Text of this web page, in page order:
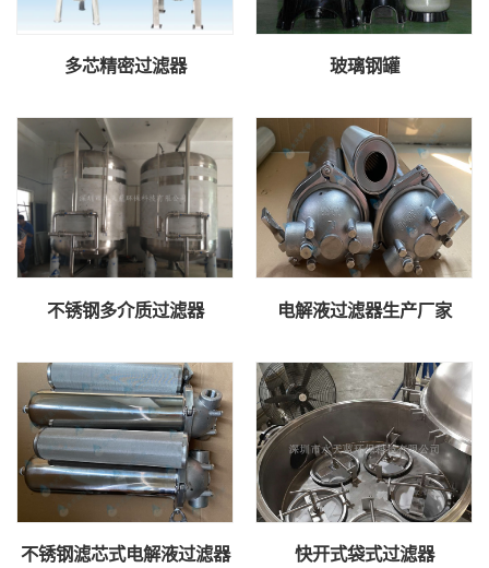
多芯精密过滤器 玻璃钢罐
不锈钢多介质过滤器 电解液过滤器生产厂家
不锈钢滤芯式电解液过滤器 快开式袋式过滤器